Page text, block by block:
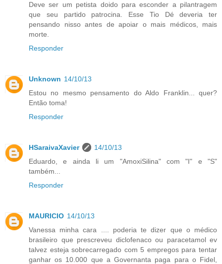
Deve ser um petista doido para esconder a pilantragem
que seu partido patrocina. Esse Tio Dé deveria ter
pensando nisso antes de apoiar o mais médicos, mais
morte.
Responder
Unknown 14/10/13
Estou no mesmo pensamento do Aldo Franklin... quer?
Então toma!
Responder
HSaraivaXavier
14/10/13
Eduardo, e ainda li um "AmoxiSilina" com "I" e "S"
também...
Responder
MAURICIO 14/10/13
Vanessa minha cara .... poderia te dizer que o médico
brasileiro que prescreveu diclofenaco ou paracetamol ev
talvez esteja sobrecarregado com 5 empregos para tentar
ganhar os 10.000 que a Governanta paga para o Fidel,